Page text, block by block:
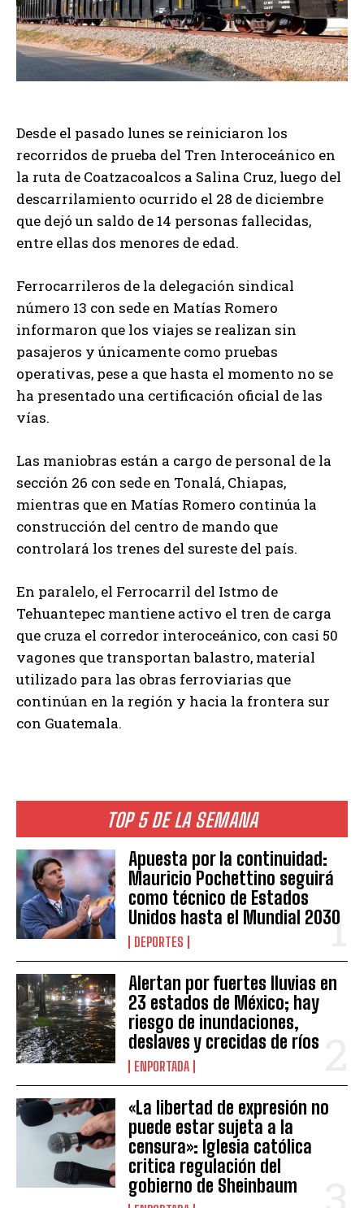
TOP 5 DE LA SEMANA
Apuesta por la continuidad:
Mauricio Pochettino seguirá
como técnico de Estados
Unidos hasta el Mundial 2030
DEPORTES
Alertan por fuertes lluvias en
23 estados de México; hay
riesgo de inundaciones,
deslaves y crecidas de ríos
ENPORTADA
«La libertad de expresión no
puede estar sujeta a la
censura»: Iglesia católica
critica regulación del
gobierno de Sheinbaum
Desde el pasado lunes se reiniciaron los
recorridos de prueba del Tren Interoceánico en
la ruta de Coatzacoalcos a Salina Cruz, luego del
descarrilamiento ocurrido el 28 de diciembre
que dejó un saldo de 14 personas fallecidas,
entre ellas dos menores de edad.
Ferrocarrileros de la delegación sindical
número 13 con sede en Matías Romero
informaron que los viajes se realizan sin
pasajeros y únicamente como pruebas
operativas, pese a que hasta el momento no se
ha presentado una certificación oficial de las
vías.
Las maniobras están a cargo de personal de la
sección 26 con sede en Tonalá, Chiapas,
mientras que en Matías Romero continúa la
construcción del centro de mando que
controlará los trenes del sureste del país.
En paralelo, el Ferrocarril del Istmo de
Tehuantepec mantiene activo el tren de carga
que cruza el corredor interoceánico, con casi 50
vagones que transportan balastro, material
utilizado para las obras ferroviarias que
continúan en la región y hacia la frontera sur
con Guatemala.